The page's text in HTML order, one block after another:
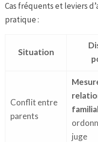
Cas fréquents et leviers
pratique :
Situation
Conflit entre
parents
juge